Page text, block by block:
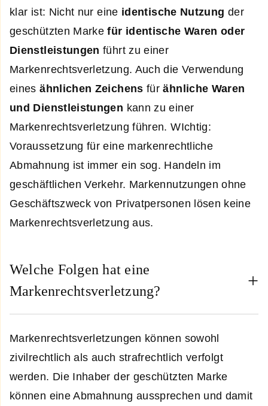
klar ist: Nicht nur eine identische Nutzung der
geschützten Markefür identische Waren oder
Dienstleistungenführt zu einer
Markenrechtsverletzung. Auch die Verwendung
einesähnlichen Zeichens fürähnliche Waren
und Dienstleistungen kann zu einer
Markenrechtsverletzung führen. WIchtig:
Voraussetzung für eine markenrechtliche
Abmahnung ist immer ein sog. Handeln im
geschäftlichen Verkehr. Markennutzungen ohne
Geschäftszweck von Privatpersonen lösen keine
Markenrechtsverletzung aus.
Welche Folgen hat eine
Markenrechtsverletzung?
Markenrechtsverletzungen können sowohl
zivilrechtlich als auch strafrechtlich verfolgt
werden. Die Inhaber der geschützten Marke
können eine Abmahnung aussprechen und damit